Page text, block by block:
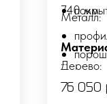
740 мм
Дерево:
Металл:
76 050